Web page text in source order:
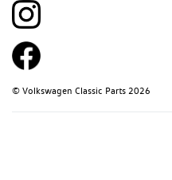
© Volkswagen Classic Parts 2026